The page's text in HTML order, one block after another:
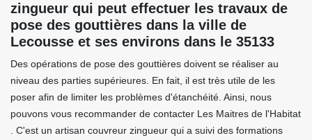
zingueur qui peut effectuer les travaux de
pose des gouttières dans la ville de
Lecousse et ses environs dans le 35133
Des opérations de pose des gouttières doivent se réaliser au
niveau des parties supérieures. En fait, il est très utile de les
poser afin de limiter les problèmes d'étanchéité. Ainsi, nous
pouvons vous recommander de contacter Les Maitres de l'Habitat
. C'est un artisan couvreur zingueur qui a suivi des formations